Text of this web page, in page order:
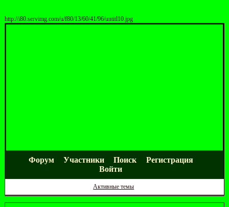
http://i80.servimg.com/u/f80/13/60/41/96/untitl10.jpg
Форум Участники Поиск
Регистрация
Войти
Активные темы